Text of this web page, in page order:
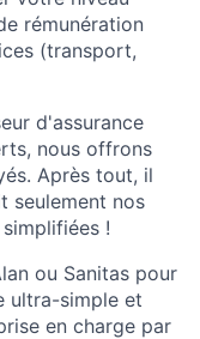
rémunération
(transport,
d'assurance
nous offrons
Après tout, il
seulement nos
!
ou Sanitas pour
ultra-simple et
en charge par